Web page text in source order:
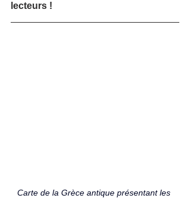
lecteurs !
Carte de la Grèce antique présentant les